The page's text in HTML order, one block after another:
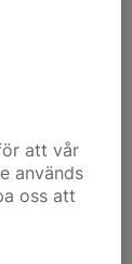
att vår
används
oss att